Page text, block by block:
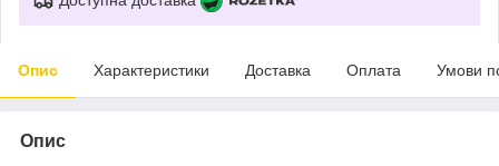
Опис Характеристики Доставка Оплата Умови
Опис